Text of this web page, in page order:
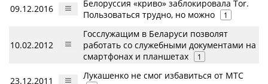
09.12.2016
Белоруссия «криво» заблокировала Tor.
Пользоваться трудно, но можно
1
10.02.2012
Госслужащим в Беларуси позволят
работать со служебными документами на
смартфонах и планшетах
1
23.12.2011 Лукашенко не смог избавиться от МТС